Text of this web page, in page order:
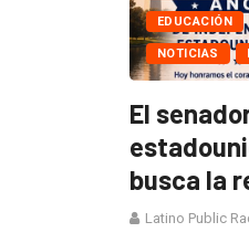
EDUCACIÓN
NOTICIAS
El
busca la
Latino Public